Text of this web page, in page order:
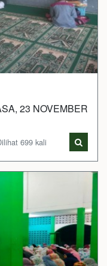
23 NOVEMBER
699 kali